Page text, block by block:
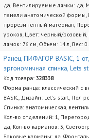
да, Вентилируемые лямки: да,
панели анатомической формы,
прорезиненный материал,
уроков, Цвет: черный/розовый,
лямок: 76 см, Объем: 14 л, Вес:
Ранец ПИФАГОР BASIC, 1
эргономичная спинка, Lets
Код товара:328338
Форма ранца: классический с
BASIC, Дизайн: Let's start, Пол
Спинка: анатомическая,
Кол-во отделений: 1,
да, Кол-во карманов: 3,
Боковые карманы: да,